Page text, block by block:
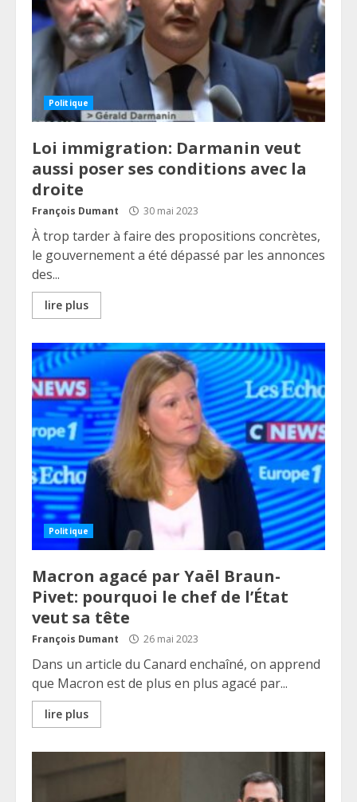
Politique
Loi immigration: Darmanin veut
aussi poser ses conditions avec la
droite
François Dumant 30 mai 2023
À trop tarder à faire des propositions concrètes,
le gouvernement a été dépassé par les annonces
des...
lire plus
Politique
Macron agacé par Yaël Braun-
Pivet: pourquoi le chef de l’État
veut sa tête
François Dumant 26 mai 2023
Dans un article du Canard enchaîné, on apprend
que Macron est de plus en plus agacé par...
lire plus